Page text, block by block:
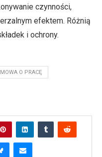
czynności,
efektem. Różnią
i ochrony.
O PRACĘ